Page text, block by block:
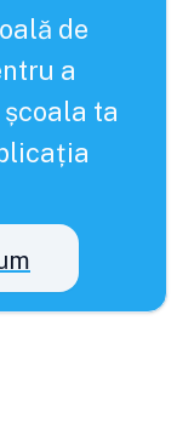
de
a
ta